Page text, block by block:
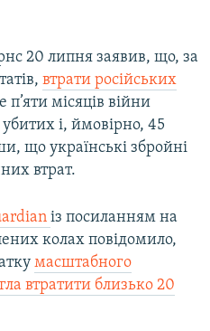
20 липня заявив, що, за
втрати російських
п’яти місяців війни
і, ймовірно, 45
що українські збройні
втрат.
із посиланням на
колах повідомило,
масштабного
втратити близько 20